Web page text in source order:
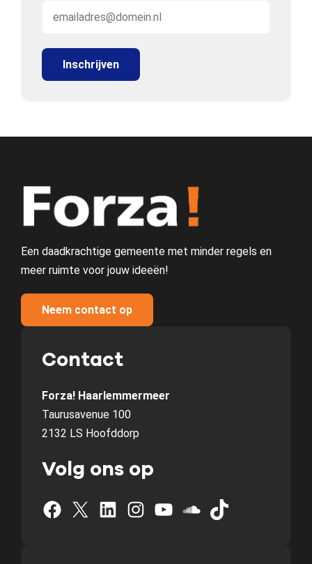
Een daadkrachtige gemeente met minder regels en
meer ruimte voor jouw ideeën!
Neem contact op
Contact
Forza! Haarlemmermeer
Taurusavenue 100
2132 LS Hoofddorp
Volg ons op
Facebook X LinkedIn Instagram YouTube SoundCloud TikTok